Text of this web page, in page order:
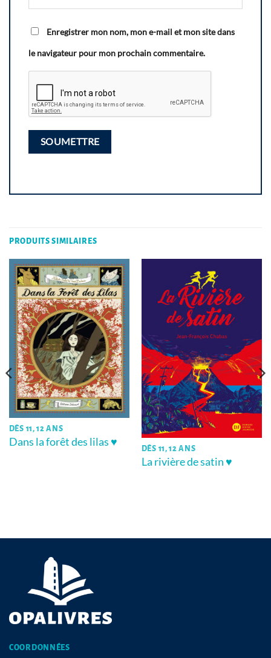
Enregistrer mon nom, mon e-mail et mon site dans
le navigateur pour mon prochain commentaire.
PRODUITS SIMILAIRES
DÈS 11, 12 ANS
Dans la forêt des lilas ♥
DÈS 11, 12 ANS
La rivière de satin ♥
COORDONNÉES